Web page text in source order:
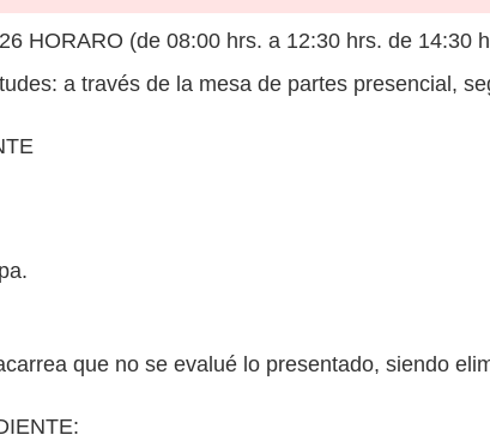
HORARO (de 08:00 hrs. a 12:30 hrs. de 14:30
a través de la mesa de partes presencial,
que no se evalué lo presentado, siendo